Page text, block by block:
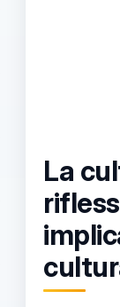
La